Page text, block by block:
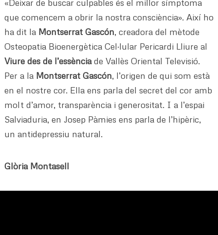
«Deixar de buscar culpables és el millor símptoma
que comencem a obrir la nostra consciència». Així ho
ha dit la Montserrat Gascón, creadora del mètode
Osteopatia Bioenergètica Cel·lular Pericardi Lliure al
Viure des de l’essènciade Vallès Oriental Televisió.
Per a la Montserrat Gascón, l’origen de qui som està
en el nostre cor. Ella ens parla del secret del cor amb
molt d’amor, transparència i generositat. I a l’espai
Salviaduria, en Josep Pàmies ens parla de l’hipèric,
un antidepressiu natural.
Glòria Montasell